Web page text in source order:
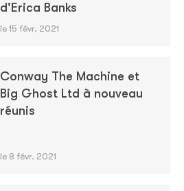
d'Erica Banks
le 15 févr. 2021
Conway The Machine et
Big Ghost Ltd à nouveau
réunis
le 8 févr. 2021